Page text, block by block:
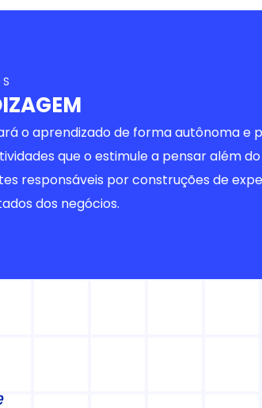
o aprendizado de forma autônoma e
que o estimule a pensar além
responsáveis por construções de
dos negócios.